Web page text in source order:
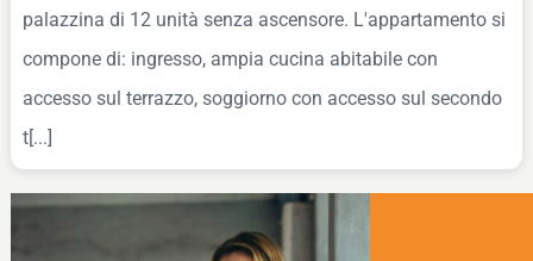
palazzina di 12 unità senza ascensore. L'appartamento si
compone di: ingresso, ampia cucina abitabile con
accesso sul terrazzo, soggiorno con accesso sul secondo
t[...]